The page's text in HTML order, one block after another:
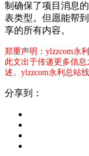
制确保了项目消息
表类型。但愿能帮
享的所有内容。
郑重声明：ylzzcom永
此文出于传递更多信
述。ylzzcom永利总站
分享到：